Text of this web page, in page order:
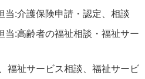
当:介護保険申請・認定、相談
当:高齢者の福祉相談・福祉サー
福祉サービス相談、福祉サービ